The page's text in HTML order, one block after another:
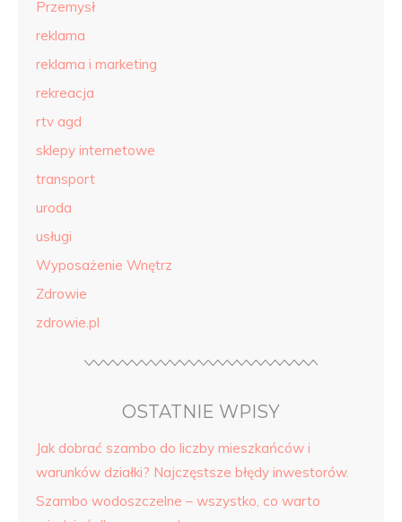
Przemysł
reklama
reklama i marketing
rekreacja
rtv agd
sklepy internetowe
transport
uroda
usługi
Wyposażenie Wnętrz
Zdrowie
zdrowie.pl
OSTATNIE WPISY
Jak dobrać szambo do liczby mieszkańców i
warunków działki? Najczęstsze błędy inwestorów.
Szambo wodoszczelne – wszystko, co warto